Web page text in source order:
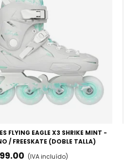
FLYING EAGLE X3 SHRIKE MINT -
/ FREESKATE (DOBLE TALLA)
(IVA incluído)